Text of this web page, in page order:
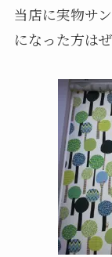
当店に実物サ
になった方は